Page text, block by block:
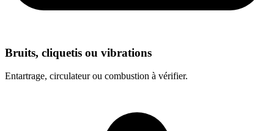
Bruits, cliquetis ou vibrations
Entartrage, circulateur ou combustion à vérifier.